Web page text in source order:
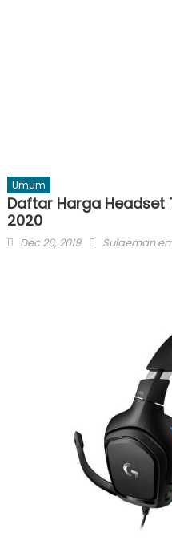
Umum
Daftar Harga Headset
2020
Posted
Dec 26, 2019 Author
Sulaeman